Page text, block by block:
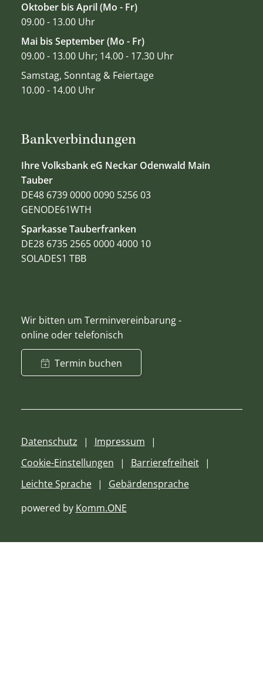
Bankverbindungen
Ihre Volksbank eG Neckar Odenwald Main
Tauber
DE48 6739 0000 0090 5256 03
GENODE61WTH
Sparkasse Tauberfranken
DE28 6735 2565 0000 4000 10
SOLADES1 TBB
Wir bitten um Terminvereinbarung -
online oder telefonisch
Termin buchen
Oktober bis April (Mo - Fr)
09.00 - 13.00 Uhr
Mai bis September (Mo - Fr)
09.00 - 13.00 Uhr; 14.00 - 17.30 Uhr
Samstag, Sonntag & Feiertage
10.00 - 14.00 Uhr
Datenschutz
Impressum
Cookie-Einstellungen
Barrierefreiheit
Leichte Sprache
Gebärdensprache
powered by Komm.ONE